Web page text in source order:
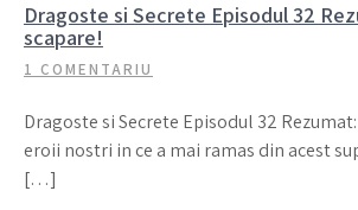
Dragoste si Secrete Episodul 32
scapare!
1 COMENTARIU
Dragoste si Secrete Episodul 32
eroii nostri in ce a mai ramas din acest
[…]